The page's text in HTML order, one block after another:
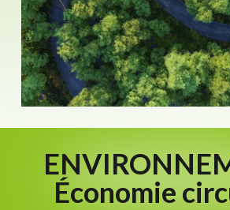
Économie